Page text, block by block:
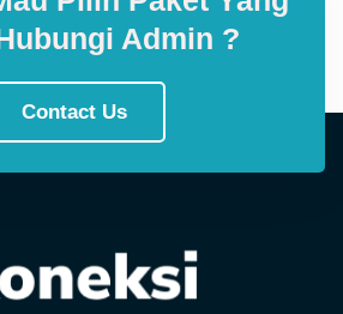
Admin ?
Contact Us